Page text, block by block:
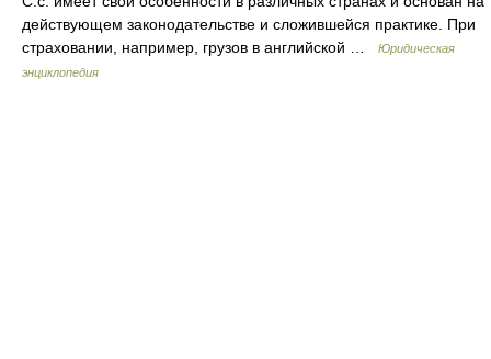
действующем законодательстве и сложившейся практике. При
страховании, например, грузов в английской …
Юридическая
энциклопедия